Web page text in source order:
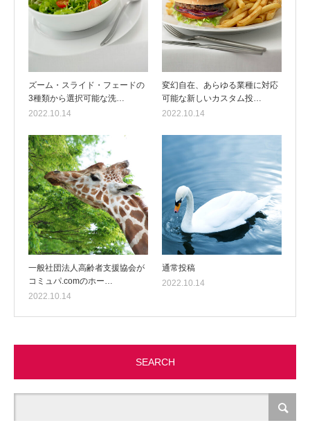
ズーム・スライド・フェードの
3種類から選択可能な洗…
2022.10.14
変幻自在、あらゆる業種に対応
可能な新しいカスタム投…
2022.10.14
一般社団法人高齢者支援協会が
コミュパ.comのホー…
2022.10.14
通常投稿
2022.10.14
SEARCH